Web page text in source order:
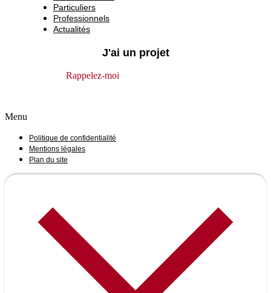
Particuliers
Professionnels
Actualités
J'ai un projet
Rappelez-moi
Menu
Politique de confidentialité
Mentions légales
Plan du site